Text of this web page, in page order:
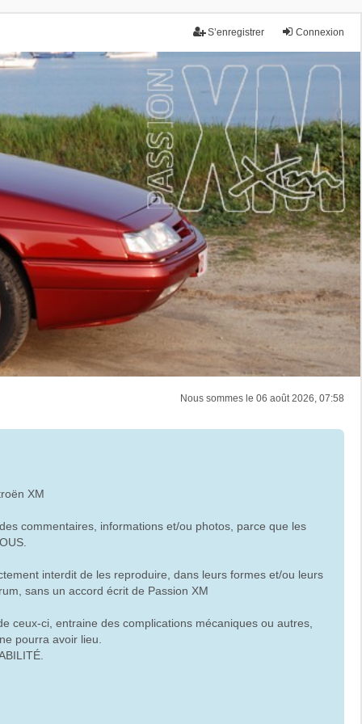
Connexion
S’enregistrer
Nous sommes le 06 août 2026, 07:58
XM
commentaires, informations et/ou photos, parce que les
interdit de les reproduire, dans leurs formes et/ou leurs
sans un accord écrit de Passion XM
ceux-ci, entraine des complications mécaniques ou autres,
pourra avoir lieu.